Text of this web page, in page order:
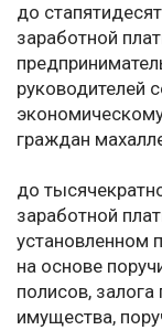
до
заработной
руководителей
граждан
до
заработной
установленном
на основе
полисов,
имущества,